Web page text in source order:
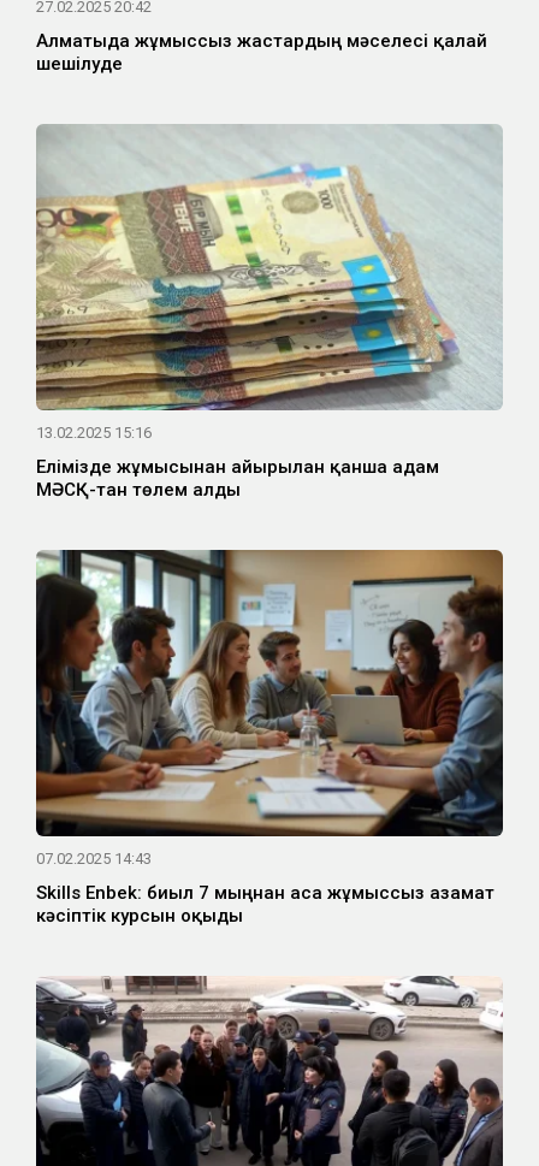
27.02.2025 20:42
Алматыда жұмыссыз жастардың мәселесі қалай
шешілуде
13.02.2025 15:16
Елімізде жұмысынан айырылған қанша адам
МӘСҚ-тан төлем алды
07.02.2025 14:43
Skills Enbek: биыл 7 мыңнан аса жұмыссыз азамат
кәсіптік курсын оқыды